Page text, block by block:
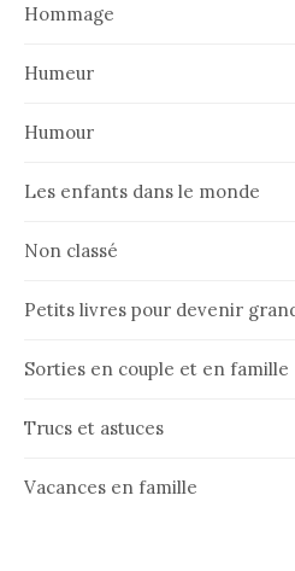
Hommage
Humeur
Humour
Les enfants dans le monde
Non classé
Petits livres pour devenir
Sorties en couple et en famille
Trucs et astuces
Vacances en famille